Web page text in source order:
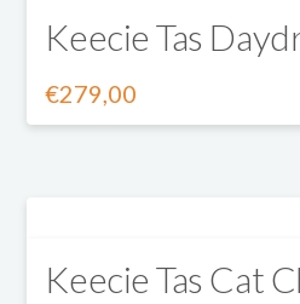
worden
op
de
meerdere
variaties.
Deze
gekozen
Keecie Tas
€279,00
Dit
meerdere
Keecie Tas Cat